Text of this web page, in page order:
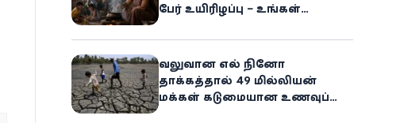
பேர் உயிரிழப்பு – உங்கள்
ஆபத்து!
வலுவான எல் நினோ
தாக்கத்தால் 49 மில்லியன்
மக்கள் கடுமையான உணவுப்